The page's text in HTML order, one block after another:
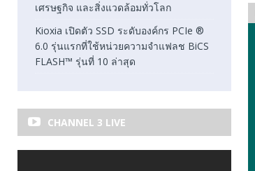
เศรษฐกิจ และสิ่งแวดล้อมทั่วโลก
Kioxia เปิดตัว SSD ระดับองค์กร PCIe ®
6.0 รุ่นแรกที่ใช้หน่วยความจำแฟลช BiCS
FLASH™ รุ่นที่ 10 ล่าสุด
CHANNEL 3 LIVE